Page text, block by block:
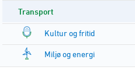
Transport
Kultur og fritid
Miljø og energi